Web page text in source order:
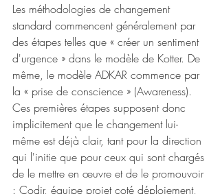
Les méthodologies de changement
standard commencent généralement par
des étapes telles que « créer un sentiment
d'urgence » dans le modèle de Kotter. De
même, le modèle ADKAR commence par
la « prise de conscience » (Awareness).
Ces premières étapes supposent donc
implicitement que le changement lui-
même est déjà clair, tant pour la direction
qui l'initie que pour ceux qui sont chargés
de le mettre en œuvre et de le promouvoir
: Codir, équipe projet coté déploiement,